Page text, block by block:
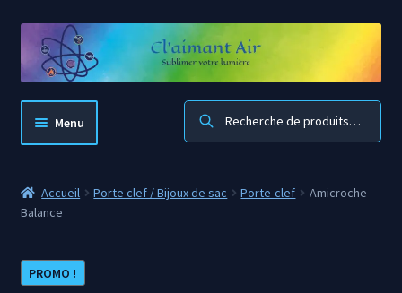
la
navigation
contenu
Recherche
Menu
Accueil boutique
Mon compte
Accueil Porte clef / Bijoux de sac Porte-clef
Amicroche
Balance
PROMO !